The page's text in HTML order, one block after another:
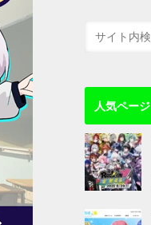
人気ページ